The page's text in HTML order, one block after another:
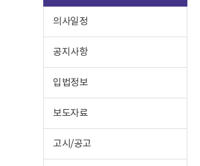
의사일정
공지사항
입법정보
보도자료
고시/공고